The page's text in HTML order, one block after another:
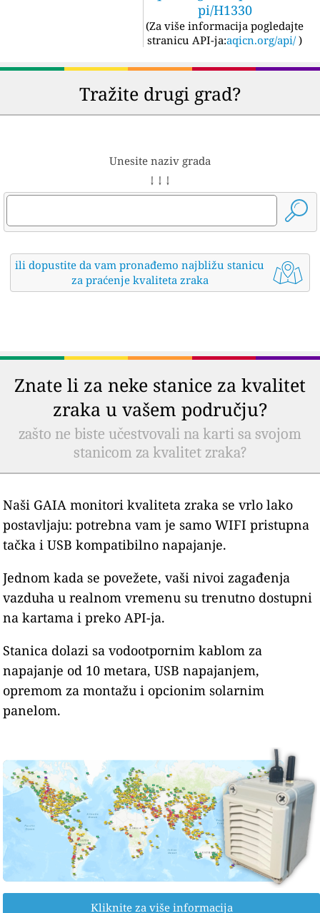
pi/H1330
(Za više informacija pogledajte
stranicu API-ja:aqicn.org/api/ )
Tražite drugi grad?
Unesite naziv grada
↓ ↓ ↓
ili dopustite da vam pronađemo najbližu stanicu
za praćenje kvaliteta zraka
Znate li za neke stanice za kvalitet
zraka u vašem području?
zašto ne biste učestvovali na karti sa svojom
stanicom za kvalitet zraka?
Naši GAIA monitori kvaliteta zraka se vrlo lako
postavljaju: potrebna vam je samo WIFI pristupna
tačka i USB kompatibilno napajanje.
Jednom kada se povežete, vaši nivoi zagađenja
vazduha u realnom vremenu su trenutno dostupni
na kartama i preko API-ja.
Stanica dolazi sa vodootpornim kablom za
napajanje od 10 metara, USB napajanjem,
opremom za montažu i opcionim solarnim
panelom.
Kliknite za više informacija